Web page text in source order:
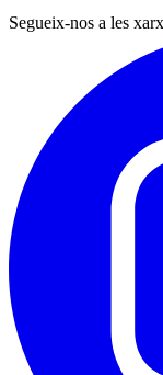
Segueix-nos a les